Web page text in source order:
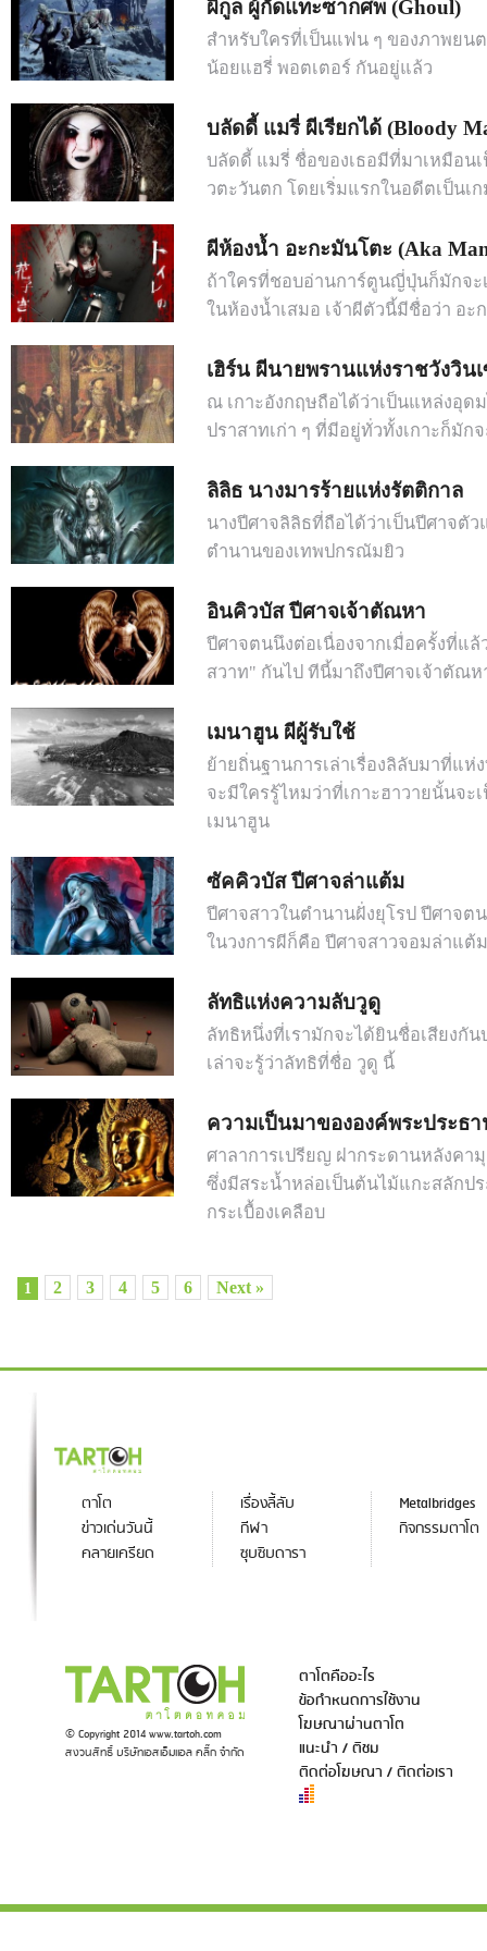
ผีกูล ผู้กัดแทะซากศพ (Ghoul)
สำหรับใครที่เป็นแฟน ๆ ของภาพยน
น้อยแฮรี่ พอตเตอร์ กันอยู่แล้ว
บลัดดี้ แมรี่ ผีเรียกได้ (Bloody
บลัดดี้ แมรี่ ชื่อของเธอมีที่มาเหมือนเ
วตะวันตก โดยเริ่มแรกในอดีตเป็นเ
ผีห้องน้ำ อะกะมันโตะ (Aka
ถ้าใครที่ชอบอ่านการ์ตูนญี่ปุ่นก็มักจะ
ในห้องน้ำเสมอ เจ้าผีตัวนี้มีชื่อว่า อะ
เฮิร์น ผีนายพรานแห่งราชวังวิน
ณ เกาะอังกฤษถือได้ว่าเป็นแหล่งอุด
ปราสาทเก่า ๆ ที่มีอยู่ทั่วทั้งเกาะก็มัก
ลิลิธ นางมารร้ายแห่งรัตติกาล
นางปีศาจลิลิธที่ถือได้ว่าเป็นปีศาจตัว
ตำนานของเทพปกรณัมยิว
อินคิวบัส ปีศาจเจ้าตัณหา
ปีศาจตนนึงต่อเนื่องจากเมื่อครั้งที่แ
สวาท" กันไป ทีนี้มาถึงปีศาจเจ้าตัณ
เมนาฮูน ผีผู้รับใช้
ย้ายถิ่นฐานการเล่าเรื่องลิลับมาที่แห่
จะมีใครรู้ไหมว่าที่เกาะฮาวายนั้นจ
เมนาฮูน
ซัคคิวบัส ปีศาจล่าแต้ม
ปีศาจสาวในตำนานฝั่งยุโรป ปีศาจ
ในวงการผีก็คือ ปีศาจสาวจอมล่าแต้ม
ลัทธิแห่งความลับวูดู
ลัทธิหนึ่งที่เรามักจะได้ยินชื่อเสียงกั
เล่าจะรู้ว่าลัทธิที่ชื่อ วูดู นี้
ความเป็นมาขององค์พระประธ
ศาลาการเปรียญ ฝากระดานหลังคา
ซึ่งมีสระน้ำหล่อเป็นต้นไม้แกะสลักป
กระเบื้องเคลือบ
1 2 3 4 5 6 Next »
ตาโต
ข่าวเด่นวันนี้
คลายเครียด
เรื่องลี้ลับ
กีฬา
ซุบซิบดารา
Metalbridges
กิจกรรมตาโต
© Copyright 2014 www.tartoh.com
สงวนสิทธิ์ บริษัทเอสเอ็มแอล คลิ๊ก จำกัด
ตาโตคืออะไร
ข้อกำหนดการใช้งาน
โฆษณาผ่านตาโต
แนะนำ / ติชม
ติดต่อโฆษณา / ติดต่อเรา